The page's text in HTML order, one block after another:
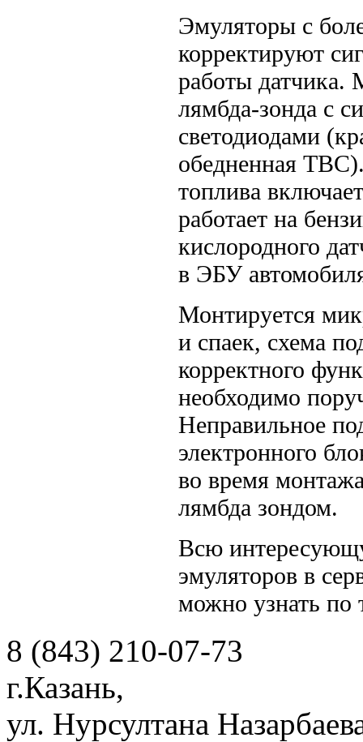
Эмуляторы с
корректируют
работы датчика.
лямбда-зонда с
светодиодами
обедненная
топлива
работает на
кислородного
в ЭБУ
Монтируется
и спаек, схема
корректного
необходимо
Неправильное
электронного
во время
лямбда зондом.
Всю
эмуляторов в
можно узнать по
8 (843) 210-07-73
г.Казань,
ул. Нурсултана